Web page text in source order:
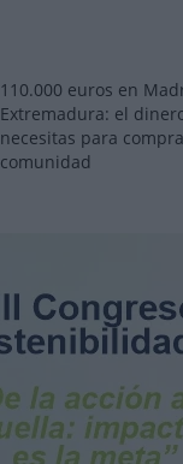
110.000 euros en
Extremadura: el
necesitas para
comunidad